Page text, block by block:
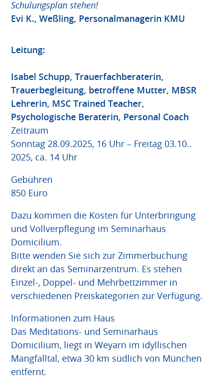
Schulungsplan stehen!
Evi K., Weßling, Personalmanagerin KMU
Leitung:
Isabel Schupp, Trauerfachberaterin,
Trauerbegleitung, betroffene Mutter, MBSR
Lehrerin, MSC Trained Teacher,
Psychologische Beraterin, Personal Coach
Zeitraum
Sonntag 28.09.2025, 16 Uhr – Freitag 03.10..
2025, ca. 14 Uhr
Gebühren
850 Euro
Dazu kommen die Kosten für Unterbringung
und Vollverpflegung im Seminarhaus
Domicilium.
Bitte wenden Sie sich zur Zimmerbuchung
direkt an das Seminarzentrum. Es stehen
Einzel-, Doppel- und Mehrbettzimmer in
verschiedenen Preiskategorien zur Verfügung.
Informationen zum Haus
Das Meditations- und Seminarhaus
Domicilium, liegt in Weyarn im idyllischen
Mangfalltal, etwa 30 km südlich von München
entfernt.